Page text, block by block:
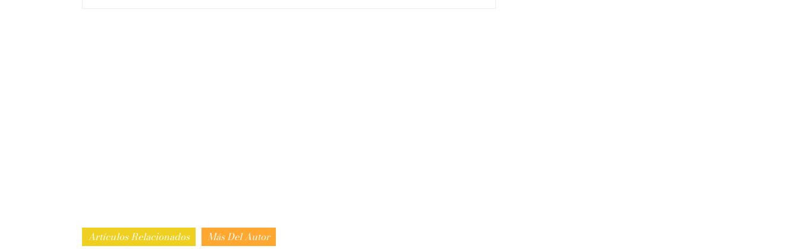
Artículos Relacionados Más Del Autor